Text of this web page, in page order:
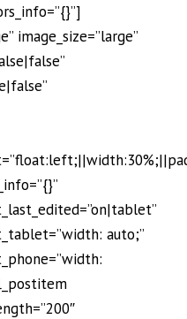
image_size=”large”
auto;”